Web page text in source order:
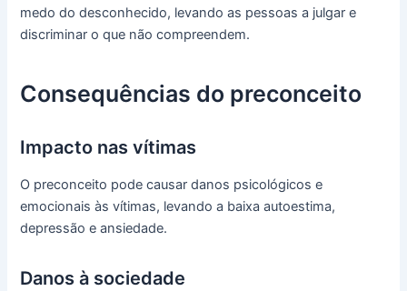
medo do desconhecido, levando as pessoas a julgar e
discriminar o que não compreendem.
Consequências do preconceito
Impacto nas vítimas
O preconceito pode causar danos psicológicos e
emocionais às vítimas, levando a baixa autoestima,
depressão e ansiedade.
Danos à sociedade